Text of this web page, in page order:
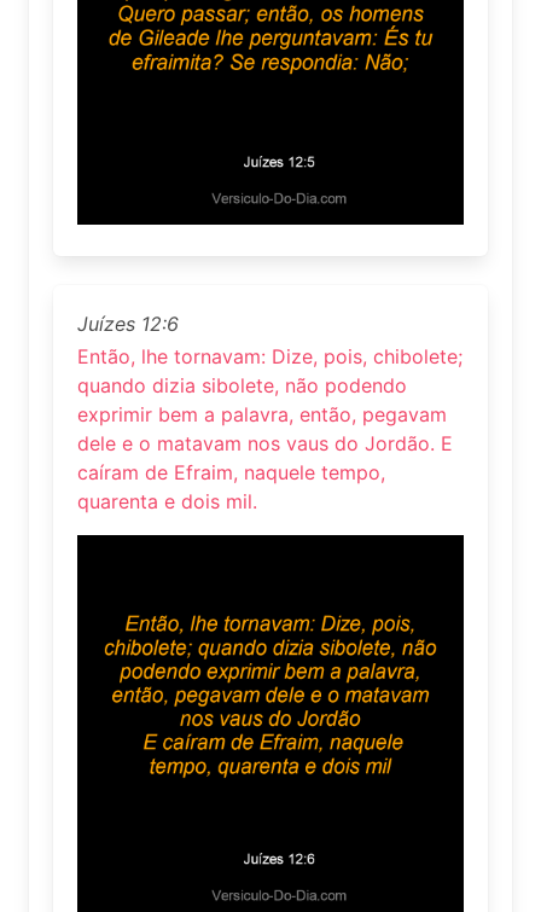
Juízes 12:6
Então, lhe tornavam: Dize, pois, chibolete;
quando dizia sibolete, não podendo
exprimir bem a palavra, então, pegavam
dele e o matavam nos vaus do Jordão. E
caíram de Efraim, naquele tempo,
quarenta e dois mil.